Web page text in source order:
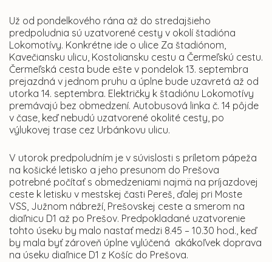
Už od pondelkového rána až do stredajšieho
predpoludnia sú uzatvorené cesty v okolí štadióna
Lokomotívy. Konkrétne ide o ulice Za štadiónom,
Kavečiansku ulicu, Kostoliansku cestu a Čermeľskú cestu.
Čermeľská cesta bude ešte v pondelok 13. septembra
prejazdná v jednom pruhu a úplne bude uzavretá až od
utorka 14. septembra. Električky k štadiónu Lokomotívy
premávajú bez obmedzení. Autobusová linka č. 14 pôjde
v čase, keď nebudú uzatvorené okolité cesty, po
výlukovej trase cez Urbánkovu ulicu.
V utorok predpoludním je v súvislosti s príletom pápeža
na košické letisko a jeho presunom do Prešova
potrebné počítať s obmedzeniami najmä na príjazdovej
ceste k letisku v mestskej časti Pereš, ďalej pri Moste
VSS, Južnom nábreží, Prešovskej ceste a smerom na
diaľnicu D1 až po Prešov. Predpokladané uzatvorenie
tohto úseku by malo nastať medzi 8.45 – 10.30 hod., keď
by mala byť zároveň úplne vylúčená akákoľvek doprava
na úseku diaľnice D1 z Košíc do Prešova.